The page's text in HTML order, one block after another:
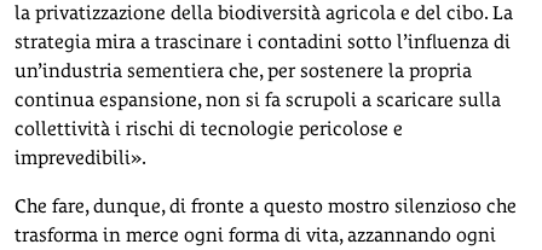
la privatizzazione della biodiversità agricola e del cibo. La
strategia mira a trascinare i contadini sotto l’influenza di
un’industria sementiera che, per sostenere la propria
continua espansione, non si fa scrupoli a scaricare sulla
collettività i rischi di tecnologie pericolose e
imprevedibili».
Che fare, dunque, di fronte a questo mostro silenzioso che
trasforma in merce ogni forma di vita, azzannando ogni